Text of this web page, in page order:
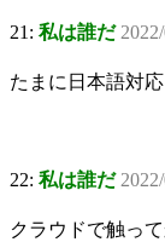
21: 私は誰だ
たまに日本語対
22: 私は誰だ
クラウドで触っ